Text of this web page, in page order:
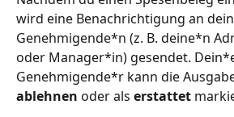
wird eine Benachrichtigung an
Genehmigende*n (z. B. deine*n
oder Manager*in) gesendet.
Genehmigende*r kann die
ablehnen oder als erstattet